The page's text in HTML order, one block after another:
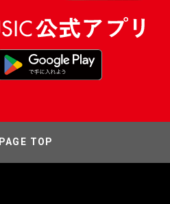
PAGE TOP